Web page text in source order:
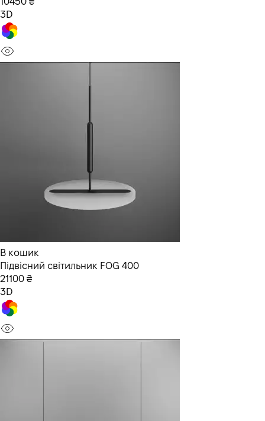
3D
В кошик
Підвісний світильник FOG 400
21100 ₴
3D